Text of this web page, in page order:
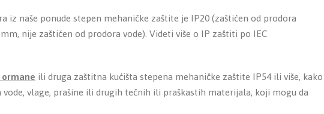
iz naše ponude stepen mehaničke zaštite je IP20 (zaštićen od prodora
nije zaštićen od prodora vode). Videti više o IP zaštiti po IEC
ili druga zaštitna kućišta stepena mehaničke zaštite IP54 ili više, kako
vlage, prašine ili drugih tečnih ili praškastih materijala, koji mogu da